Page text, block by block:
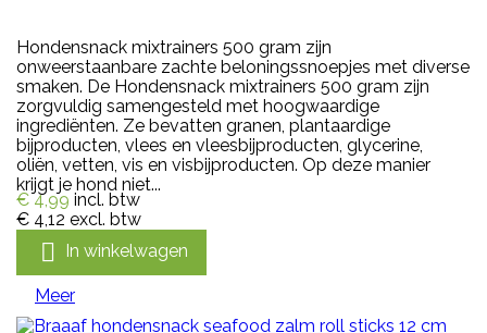
Hondensnack mixtrainers 500 gram zijn
onweerstaanbare zachte beloningssnoepjes met diverse
smaken. De Hondensnack mixtrainers 500 gram zijn
zorgvuldig samengesteld met hoogwaardige
ingrediënten. Ze bevatten granen, plantaardige
bijproducten, vlees en vleesbijproducten, glycerine,
oliën, vetten, vis en visbijproducten. Op deze manier
krijgt je hond niet...
€ 4,99 incl. btw
€ 4,12 excl. btw
 In winkelwagen
Meer